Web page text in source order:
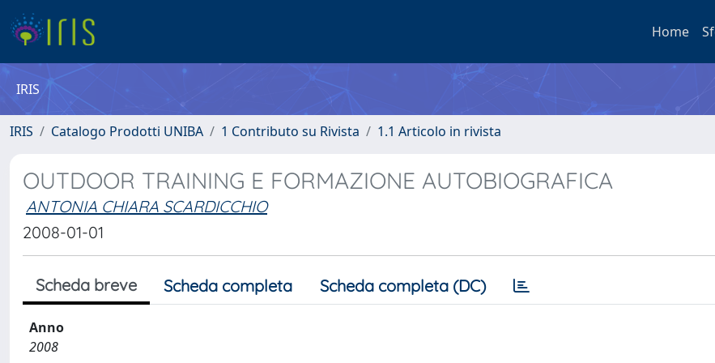
Home
IRIS
IRIS Catalogo Prodotti UNIBA 1 Contributo su Rivista 1.1 Articolo in rivista
OUTDOOR TRAINING E FORMAZIONE AUTOBIOGRAFICA
ANTONIA CHIARA SCARDICCHIO
2008-01-01
Scheda breve Scheda completa Scheda completa (DC)
Anno
2008